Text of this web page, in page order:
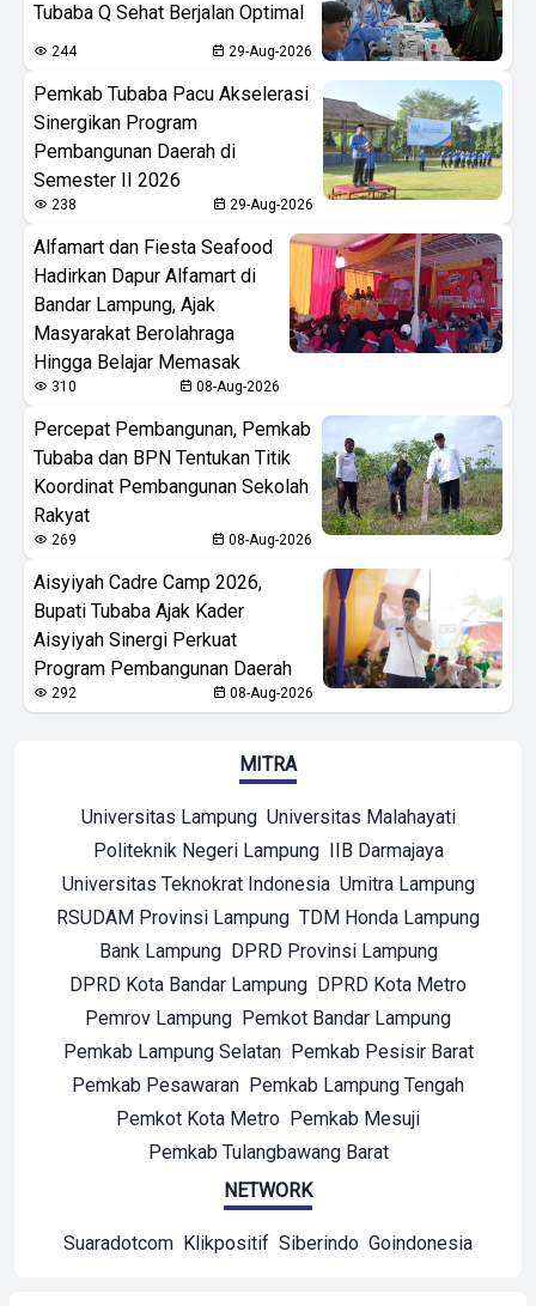
Tubaba Q Sehat Berjalan Optimal
244 29-Aug-2026
Pemkab Tubaba Pacu Akselerasi
Sinergikan Program
Pembangunan Daerah di
Semester II 2026
238 29-Aug-2026
Alfamart dan Fiesta Seafood
Hadirkan Dapur Alfamart di
Bandar Lampung, Ajak
Masyarakat Berolahraga
Hingga Belajar Memasak
310 08-Aug-2026
Percepat Pembangunan, Pemkab
Tubaba dan BPN Tentukan Titik
Koordinat Pembangunan Sekolah
Rakyat
269 08-Aug-2026
Aisyiyah Cadre Camp 2026,
Bupati Tubaba Ajak Kader
Aisyiyah Sinergi Perkuat
Program Pembangunan Daerah
292 08-Aug-2026
MITRA
Universitas Lampung Universitas Malahayati
Politeknik Negeri Lampung
IIB Darmajaya
Universitas Teknokrat Indonesia Umitra Lampung
RSUDAM Provinsi Lampung TDM Honda Lampung
Bank Lampung
DPRD Provinsi Lampung
DPRD Kota Bandar Lampung DPRD Kota Metro
Pemrov Lampung Pemkot Bandar Lampung
Pemkab Lampung Selatan
Pemkab Pesisir Barat
Pemkab Pesawaran Pemkab Lampung Tengah
Pemkot Kota Metro Pemkab Mesuji
Pemkab Tulangbawang Barat
NETWORK
Suaradotcom Klikpositif Siberindo Goindonesia